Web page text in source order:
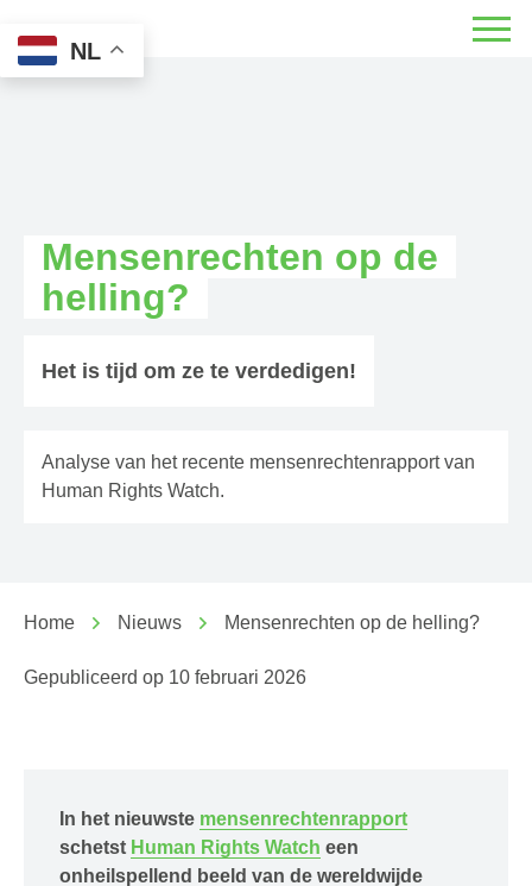
Mensenrechten op de
helling?
Het is tijd om ze te verdedigen!
Analyse van het recente mensenrechtenrapport van
Human Rights Watch.
Home Nieuws Mensenrechten op de helling?
Gepubliceerd op 10 februari 2026
In het nieuwste mensenrechtenrapport
schetst Human Rights Watch een
onheilspellend beeld van de wereldwijde
NL